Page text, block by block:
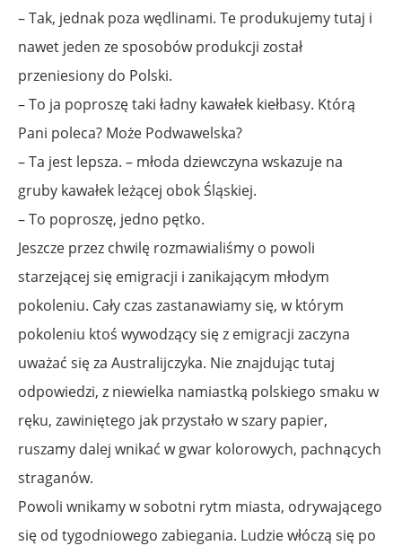
– Tak, jednak poza wędlinami. Te produkujemy tutaj i
nawet jeden ze sposobów produkcji został
przeniesiony do Polski.
– To ja poproszę taki ładny kawałek kiełbasy. Którą
Pani poleca? Może Podwawelska?
– Ta jest lepsza. – młoda dziewczyna wskazuje na
gruby kawałek leżącej obok Śląskiej.
– To poproszę, jedno pętko.
Jeszcze przez chwilę rozmawialiśmy o powoli
starzejącej się emigracji i zanikającym młodym
pokoleniu. Cały czas zastanawiamy się, w którym
pokoleniu ktoś wywodzący się z emigracji zaczyna
uważać się za Australijczyka. Nie znajdując tutaj
odpowiedzi, z niewielka namiastką polskiego smaku w
ręku, zawiniętego jak przystało w szary papier,
ruszamy dalej wnikać w gwar kolorowych, pachnących
straganów.
Powoli wnikamy w sobotni rytm miasta, odrywającego
się od tygodniowego zabiegania. Ludzie włóczą się po